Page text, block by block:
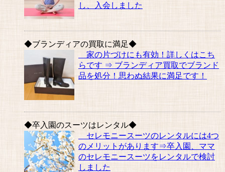
し、入会しました
◆ブランディアの買取に満足◆
家の片づけにも有効！詳しくはこち
らです ⇒ ブランディア買取でブランド
品を処分！思わぬ結果に満足です！
◆卒入園のスーツはレンタル◆
セレモニースーツのレンタルには4つ
のメリットがあります⇒卒入園、ママ
のセレモニースーツをレンタルで検討
しました